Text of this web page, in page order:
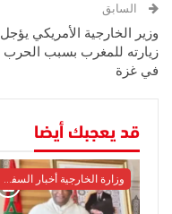
السابق
وزير الخارجية الأمريكي يؤجل
زيارته للمغرب بسبب الحرب
في غزة
قد يعجبك أيضا
وزارة الخارجية أخبار السفراء